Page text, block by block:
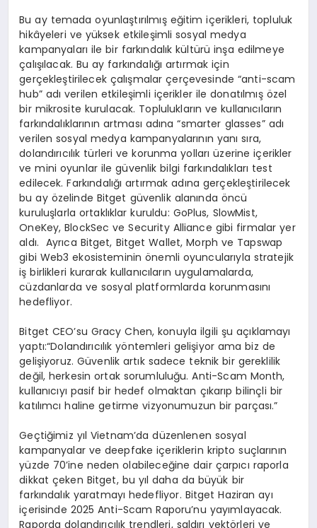
Bu ay temada oyunlaştırılmış eğitim içerikleri, topluluk
hikâyeleri ve yüksek etkileşimli sosyal medya
kampanyaları ile bir farkındalık kültürü inşa edilmeye
çalışılacak. Bu ay farkındalığı artırmak için
gerçekleştirilecek çalışmalar çerçevesinde “anti-scam
hub” adı verilen etkileşimli içerikler ile donatılmış özel
bir mikrosite kurulacak. Toplulukların ve kullanıcıların
farkındalıklarının artması adına “smarter glasses” adı
verilen sosyal medya kampanyalarının yanı sıra,
dolandırıcılık türleri ve korunma yolları üzerine içerikler
ve mini oyunlar ile güvenlik bilgi farkındalıkları test
edilecek. Farkındalığı artırmak adına gerçekleştirilecek
bu ay özelinde Bitget güvenlik alanında öncü
kuruluşlarla ortaklıklar kuruldu: GoPlus, SlowMist,
OneKey, BlockSec ve Security Alliance gibi firmalar yer
aldı. Ayrıca Bitget, Bitget Wallet, Morph ve Tapswap
gibi Web3 ekosisteminin önemli oyuncularıyla stratejik
iş birlikleri kurarak kullanıcıların uygulamalarda,
cüzdanlarda ve sosyal platformlarda korunmasını
hedefliyor.
Bitget CEO’su Gracy Chen, konuyla ilgili şu açıklamayı
yaptı:“Dolandırıcılık yöntemleri gelişiyor ama biz de
gelişiyoruz. Güvenlik artık sadece teknik bir gereklilik
değil, herkesin ortak sorumluluğu. Anti-Scam Month,
kullanıcıyı pasif bir hedef olmaktan çıkarıp bilinçli bir
katılımcı haline getirme vizyonumuzun bir parçası.”
Geçtiğimiz yıl Vietnam’da düzenlenen sosyal
kampanyalar ve deepfake içeriklerin kripto suçlarının
yüzde 70’ine neden olabileceğine dair çarpıcı raporla
dikkat çeken Bitget, bu yıl daha da büyük bir
farkındalık yaratmayı hedefliyor. Bitget Haziran ayı
içerisinde 2025 Anti-Scam Raporu’nu yayımlayacak.
Raporda dolandırıcılık trendleri, saldırı vektörleri ve